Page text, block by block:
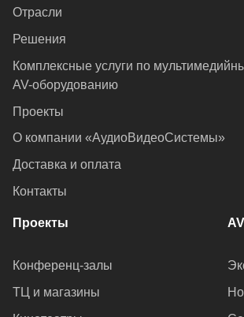
Отрасли
Решения
Комплексные услуги по
AV-оборудованию
Проекты
О компании «АудиоВидеоСистемы»
Доставка и оплата
Контакты
Проекты
Конференц-залы
ТЦ и магазины